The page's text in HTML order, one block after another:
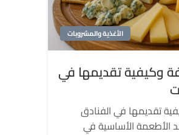
الأغذية والمشروبات
وكيفية تقديمها في
تقديمها في الفنادق
الأطعمة الأساسية في